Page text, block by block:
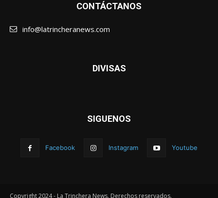
CONTÁCTANOS
info@latrincheranews.com
DIVISAS
SIGUENOS
Facebook Instagram Youtube
Copyright 2024 - La Trinchera News. Derechos reservados.